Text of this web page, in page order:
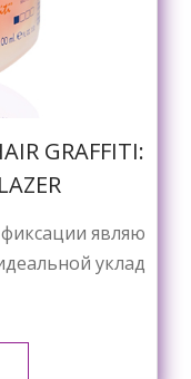
GRAFFITI:
фиксации являю
уклад